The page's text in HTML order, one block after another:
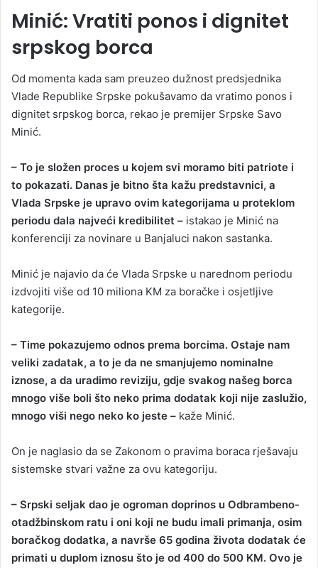
Minić: Vratiti ponos i dignitet
srpskog borca
Od momenta kada sam preuzeo dužnost predsjednika
Vlade Republike Srpske pokušavamo da vratimo ponos i
dignitet srpskog borca, rekao je premijer Srpske Savo
Minić.
– To je složen proces u kojem svi moramo biti patriote i
to pokazati. Danas je bitno šta kažu predstavnici, a
Vlada Srpske je upravo ovim kategorijama u proteklom
periodu dala najveći kredibilitet – istakao je Minić na
konferenciji za novinare u Banjaluci nakon sastanka.
Minić je najavio da će Vlada Srpske u narednom periodu
izdvojiti više od 10 miliona KM za boračke i osjetljive
kategorije.
– Time pokazujemo odnos prema borcima. Ostaje nam
veliki zadatak, a to je da ne smanjujemo nominalne
iznose, a da uradimo reviziju, gdje svakog našeg borca
mnogo više boli što neko prima dodatak koji nije zaslužio,
mnogo viši nego neko ko jeste – kaže Minić.
On je naglasio da se Zakonom o pravima boraca rješavaju
sistemske stvari važne za ovu kategoriju.
– Srpski seljak dao je ogroman doprinos u Odbrambeno-
otadžbinskom ratu i oni koji ne budu imali primanja, osim
boračkog dodatka, a navrše 65 godina života dodatak će
primati u duplom iznosu što je od 400 do 500 KM. Ovo je